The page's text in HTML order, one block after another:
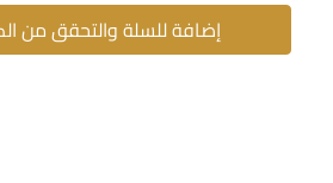
إضافة للسلة والتحقق من